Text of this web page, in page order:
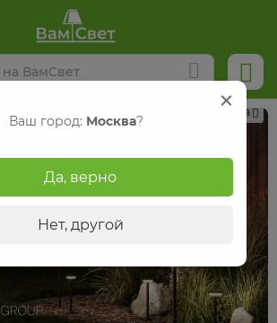
Реклама
Ваш город: Москва?
Да, верно
Нет, другой